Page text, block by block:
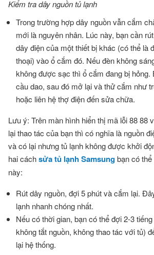
Kiểm tra dây nguồn tủ lạnh
Trong trường hợp dây nguồn vẫn cắm
mới là nguyên nhân. Lúc này, bạn cần
dây điện của một thiết bị khác (có thể là
thoại) vào ổ cắm đó. Nếu đèn không
không được sạc thì ổ cắm đang bị hỏng.
cầu dao, sau đó mở lại và thử cắm như
hoặc liên hệ thợ điện đến sửa chữa.
Lưu ý: Trên màn hình hiển thị mã lỗi 88 88
lại thao tác của bạn thì có nghĩa là nguồn
và có lại nhưng tủ lạnh không được khởi
hai cáchsửa tủ lạnh Samsungbạn có
này:
Rút dây nguồn, đợi 5 phút và cắm lại.
lạnh nhanh chóng nhất.
Nếu có thời gian, bạn có thể đợi 2-3
không tắt nguồn, không thao tác với tủ)
lại hệ thống.